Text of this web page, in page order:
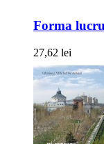
Forma
27,62 lei